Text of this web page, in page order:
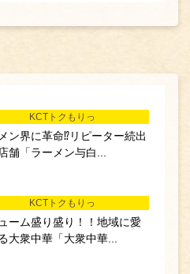
KCTトクもりっ
ン界に革命⁉リピーター続出
舗「ラーメン与白...
KCTトクもりっ
ーム盛り盛り！！地域に愛
大衆中華「大衆中華...